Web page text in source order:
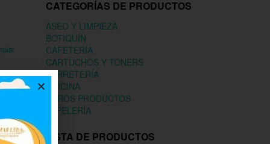
CATEGORÍAS DE PRODUCTOS
ASEO Y LIMPIEZA
BOTIQUÍN
CAFETERÍA
CARTUCHOS Y TONERS
FERRETERÍA
OFICINA
OTROS PRODUCTOS
PAPELERÍA
LISTA DE PRODUCTOS